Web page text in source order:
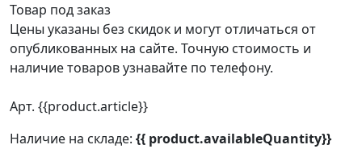
Товар под заказ
Цены указаны без скидок и могут отличаться от
опубликованных на сайте. Точную стоимость и
наличие товаров узнавайте по телефону.
Арт. {{product.article}}
Наличие на складе: {{ product.availableQuantity}}